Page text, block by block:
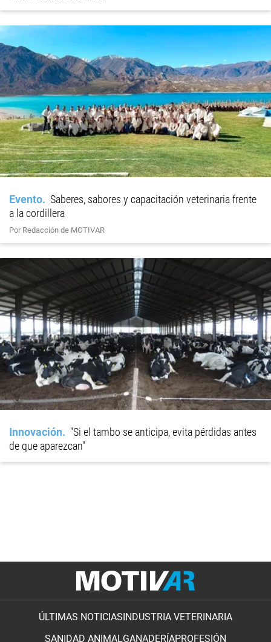
Evento
Saberes, sabores y capacitación veterinaria frente
a la cordillera
Por Redacción de MOTIVAR
Innovación
"Si el tambo se anticipa, evita pérdidas antes
de que aparezcan"
ÚLTIMAS NOTICIAS INDUSTRIA VETERINARIA
SANIDAD ANIMALGANADERÍAPROFESIÓN